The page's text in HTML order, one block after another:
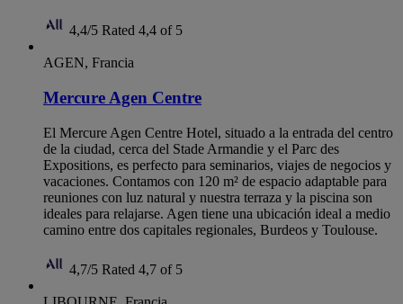
4,4/5 Rated 4,4 of 5
AGEN, Francia
Mercure Agen Centre
El Mercure Agen Centre Hotel, situado a la entrada del centro
de la ciudad, cerca del Stade Armandie y el Parc des
Expositions, es perfecto para seminarios, viajes de negocios y
vacaciones. Contamos con 120 m² de espacio adaptable para
reuniones con luz natural y nuestra terraza y la piscina son
ideales para relajarse. Agen tiene una ubicación ideal a medio
camino entre dos capitales regionales, Burdeos y Toulouse.
4,7/5 Rated 4,7 of 5